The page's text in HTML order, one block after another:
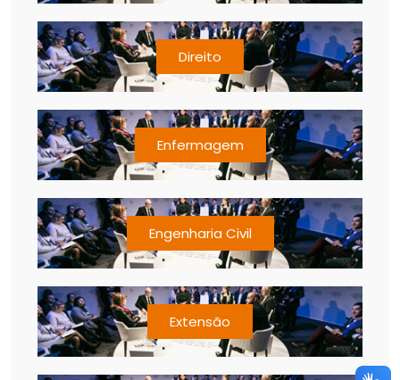
Direito
Enfermagem
Engenharia Civil
Extensão